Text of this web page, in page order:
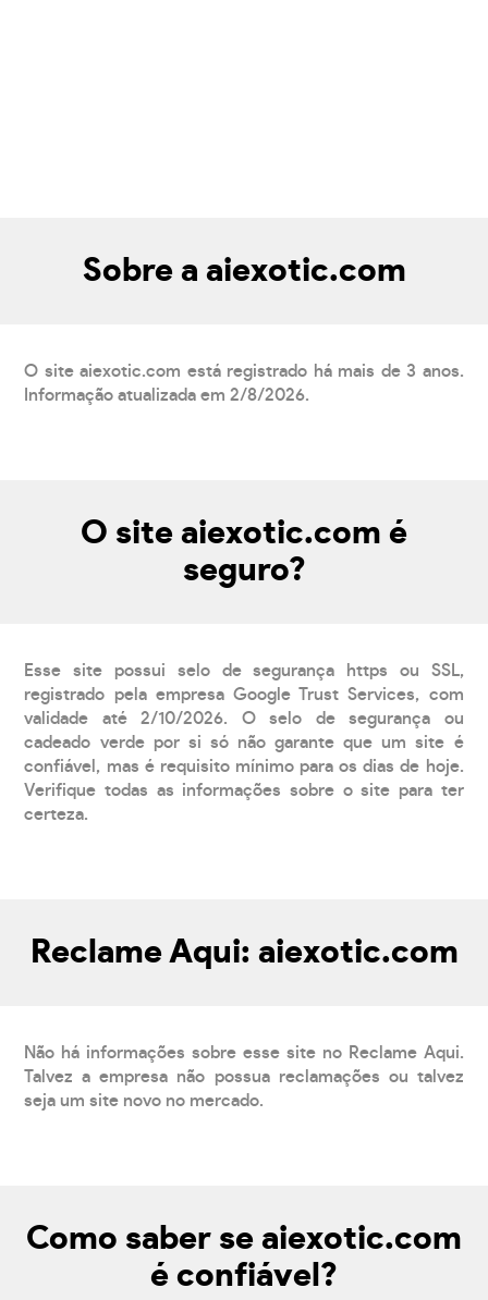
Sobre a aiexotic.com
O site aiexotic.com está registrado há mais de 3 anos.
Informação atualizada em 2/8/2026.
O site aiexotic.com é
seguro?
Esse site possui selo de segurança https ou SSL,
registrado pela empresa Google Trust Services, com
validade até 2/10/2026. O selo de segurança ou
cadeado verde por si só não garante que um site é
confiável, mas é requisito mínimo para os dias de hoje.
Verifique todas as informações sobre o site para ter
certeza.
Reclame Aqui: aiexotic.com
Não há informações sobre esse site no Reclame Aqui.
Talvez a empresa não possua reclamações ou talvez
seja um site novo no mercado.
Como saber se aiexotic.com
é confiável?